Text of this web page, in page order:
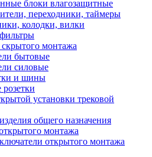
блоки влагозащитные
переходники, таймеры
колодки, вилки
монтажа
бытовые
силовые
и шины
установки трековой
общего назначения
монтажа
открытого монтажа